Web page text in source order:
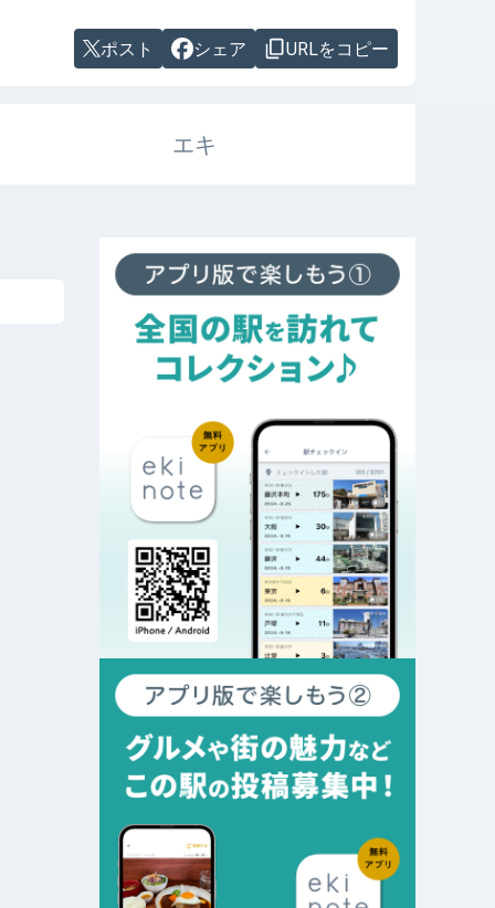
ポスト シェア URLをコピー
エキ